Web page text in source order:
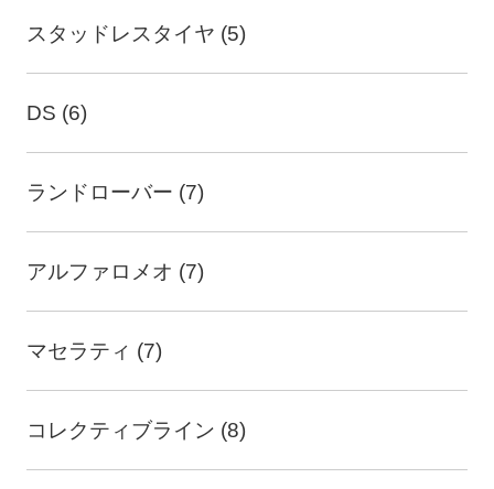
スタッドレスタイヤ (5)
DS (6)
ランドローバー (7)
アルファロメオ (7)
マセラティ (7)
コレクティブライン (8)